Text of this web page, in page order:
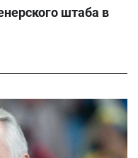
штаба в